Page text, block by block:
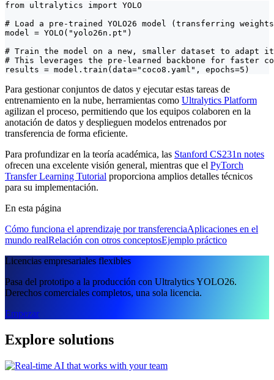
from ultralytics import YOLO
# Load a pre-trained YOLO26 model (transferring weights
model = YOLO("yolo26n.pt")
# Train the model on a new, smaller dataset to adapt
# This leverages the pre-learned backbone for faster
results = model.train(data="coco8.yaml", epochs=5)
Para gestionar conjuntos de datos y ejecutar estas tareas de
entrenamiento en la nube, herramientas como Ultralytics Platform
agilizan el proceso, permitiendo que los equipos colaboren en la
anotación de datos y desplieguen modelos entrenados por
transferencia de forma eficiente.
Para profundizar en la teoría académica, las Stanford CS231n notes
ofrecen una excelente visión general, mientras que el PyTorch
Transfer Learning Tutorial proporciona amplios detalles técnicos
para su implementación.
En esta página
Cómo funciona el aprendizaje por transferenciaAplicaciones en el
mundo realRelación con otros conceptosEjemplo práctico
Licencias empresariales flexibles
Pasa del prototipo a la producción con Ultralytics YOLO26.
Derechos comerciales completos, una sola licencia.
Empezar
Explore solutions